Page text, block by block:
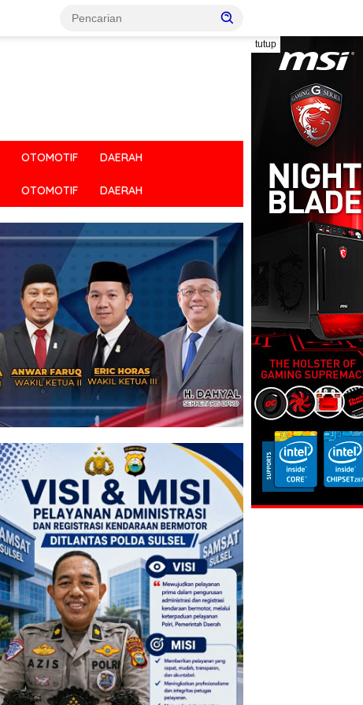
tutup
OTOMOTIF DAERAH
OTOMOTIF DAERAH